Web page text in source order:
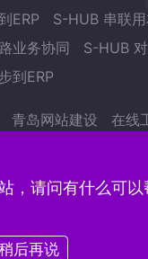
ERP
S-HUB 串联
业务协同
S-HUB
到ERP
青岛网站建设 在线
有鲁ICP备
，请问有什么可以
后再说